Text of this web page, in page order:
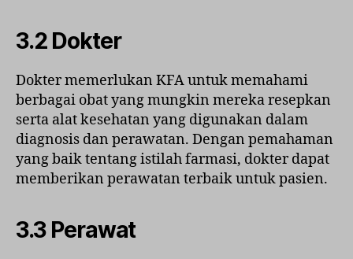
3.2 Dokter
Dokter memerlukan KFA untuk memahami
berbagai obat yang mungkin mereka resepkan
serta alat kesehatan yang digunakan dalam
diagnosis dan perawatan. Dengan pemahaman
yang baik tentang istilah farmasi, dokter dapat
memberikan perawatan terbaik untuk pasien.
3.3 Perawat